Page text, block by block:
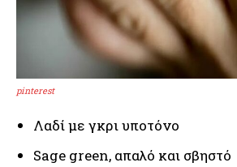
pinterest
Λαδί με γκρι υποτόνο
Sage green, απαλό και σβηστό